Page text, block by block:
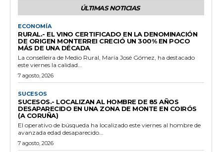
ÚLTIMAS NOTICIAS
ECONOMÍA
RURAL.- EL VINO CERTIFICADO EN LA DENOMINACIÓN
DE ORIGEN MONTERREI CRECIÓ UN 300% EN POCO
MÁS DE UNA DÉCADA
La conselleira de Medio Rural, María José Gómez, ha destacado
este viernes la calidad...
7 agosto, 2026
SUCESOS
SUCESOS.- LOCALIZAN AL HOMBRE DE 85 AÑOS
DESAPARECIDO EN UNA ZONA DE MONTE EN COIRÓS
(A CORUÑA)
El operativo de búsqueda ha localizado este viernes al hombre de
avanzada edad desaparecido...
7 agosto, 2026